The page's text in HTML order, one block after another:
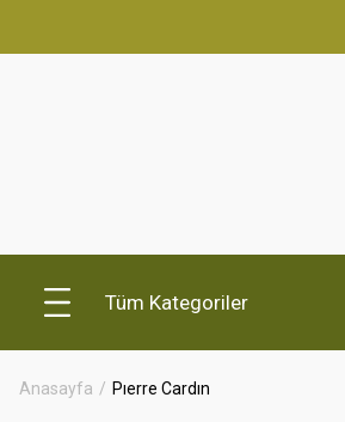
Tüm Kategoriler
Anasayfa Pıerre Cardın